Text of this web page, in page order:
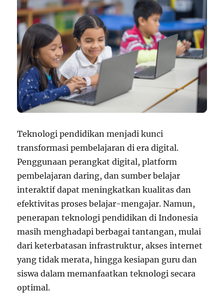
Teknologi pendidikan menjadi kunci
transformasi pembelajaran di era digital.
Penggunaan perangkat digital, platform
pembelajaran daring, dan sumber belajar
interaktif dapat meningkatkan kualitas dan
efektivitas proses belajar-mengajar. Namun,
penerapan teknologi pendidikan di Indonesia
masih menghadapi berbagai tantangan, mulai
dari keterbatasan infrastruktur, akses internet
yang tidak merata, hingga kesiapan guru dan
siswa dalam memanfaatkan teknologi secara
optimal.